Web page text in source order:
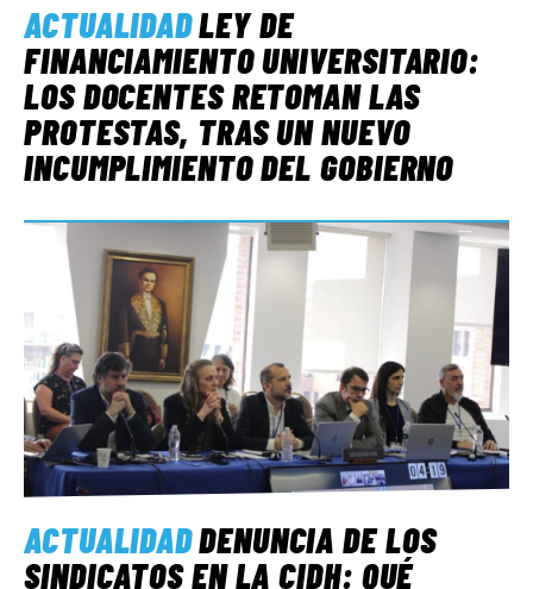
ACTUALIDADLEY DE
FINANCIAMIENTO UNIVERSITARIO:
LOS DOCENTES RETOMAN LAS
PROTESTAS, TRAS UN NUEVO
INCUMPLIMIENTO DEL GOBIERNO
ACTUALIDADDENUNCIA DE LOS
SINDICATOS EN LA CIDH: QUÉ